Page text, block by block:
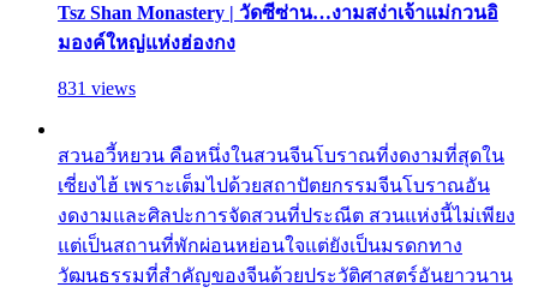
Tsz Shan Monastery | วัดซีซ่าน…งามสง่าเจ้าแม่กวนอิ
มองค์ใหญ่แห่งฮ่องกง
831 views
สวนอวี้หยวน คือหนึ่งในสวนจีนโบราณที่งดงามที่สุดใน
เซี่ยงไฮ้ เพราะเต็มไปด้วยสถาปัตยกรรมจีนโบราณอัน
งดงามและศิลปะการจัดสวนที่ประณีต สวนแห่งนี้ไม่เพียง
แต่เป็นสถานที่พักผ่อนหย่อนใจแต่ยังเป็นมรดกทาง
วัฒนธรรมที่สำคัญของจีนด้วยประวัติศาสตร์อันยาวนาน